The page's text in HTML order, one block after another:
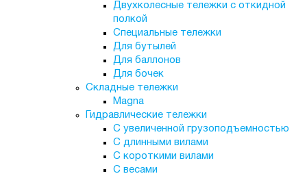
Двухколесные тележки с откидной
полкой
Специальные тележки
Для бутылей
Для баллонов
Для бочек
Складные тележки
Magna
Гидравлические тележки
С увеличенной грузоподъемностью
С длинными вилами
С короткими вилами
С весами